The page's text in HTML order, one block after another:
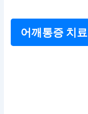
어깨통증 치